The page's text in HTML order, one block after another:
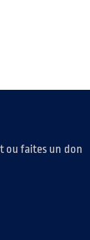
ou faites un don